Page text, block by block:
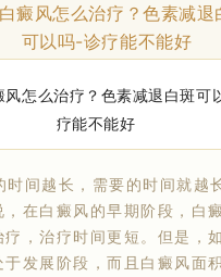
癜风怎么治疗？色素减退
可以吗-诊疗能不能好
越长，需要的时间就越长
，在白癜风的早期阶段，白
疗，治疗时间更短。但是，
于发展阶段，而且白癜风面